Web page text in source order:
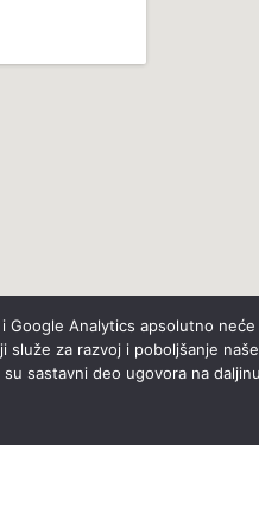
Analytics apsolutno
za razvoj i poboljšanje
sastavni deo ugovora na daljinu